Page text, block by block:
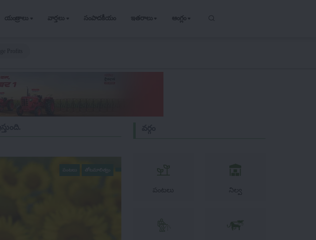
యంత్రాలు వార్తలు సంపాదకీయం ఇతరాలు ఆంగ్లం
పంటలు నిల్వ